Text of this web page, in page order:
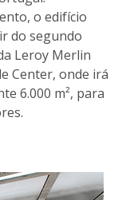
o edifício
do segundo
Leroy Merlin
Center, onde irá
6.000 m², para